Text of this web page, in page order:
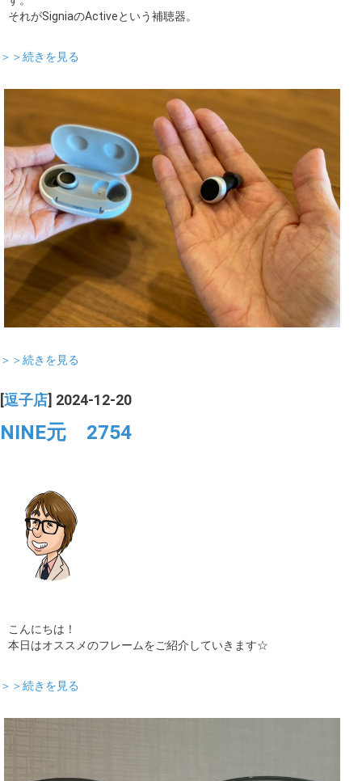
それがSigniaのActiveという補聴器。
＞＞続きを見る
＞＞続きを見る
[逗子店] 2024-12-20
NINE元 2754
こんにちは！
本日はオススメのフレームをご紹介していきます☆
＞＞続きを見る